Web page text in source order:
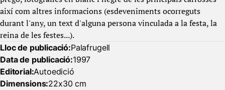
així com altres informacions (esdeveniments ocorreguts
durant l'any, un text d'alguna persona vinculada a la festa, la
reina de les festes...).
Lloc de publicació:Palafrugell
Data de publicació:1997
Editorial:Autoedició
Dimensions:22x30 cm